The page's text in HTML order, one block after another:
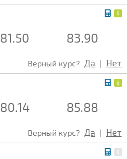
81.50 83.90
Верный курс? Да | Нет
80.14 85.88
Верный курс? Да | Нет